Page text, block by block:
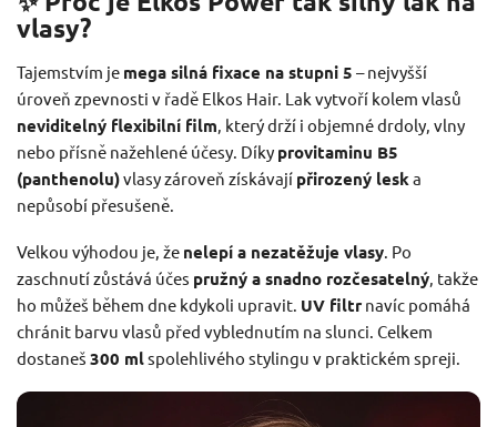
vlasy?
Tajemstvím je mega silná fixace na stupni 5 – nejvyšší
úroveň zpevnosti v řadě Elkos Hair. Lak vytvoří kolem vlasů
neviditelný flexibilní film , který drží i objemné drdoly, vlny
nebo přísně nažehlené účesy. Díky provitaminu B5
(panthenolu)vlasy zároveň získávají přirozený leska
nepůsobí přesušeně.
Velkou výhodou je, že nelepí a nezatěžuje vlasy . Po
zaschnutí zůstává účes pružný a snadno rozčesatelný , takže
ho můžeš během dne kdykoli upravit. UV filtr navíc pomáhá
chránit barvu vlasů před vyblednutím na slunci. Celkem
dostaneš 300 mlspolehlivého stylingu v praktickém spreji.